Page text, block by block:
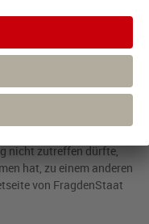
im Bereich der
ist daher eine gesetzliche
Wahl eines solchen
2629
über die in
des
nicht zutreffen dürfte,
hat, zu einem anderen
von FragdenStaat